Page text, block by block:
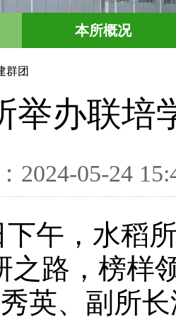
本所概况
群团
举办联培
2024-05-24
午，水稻所
之路，榜样
英、副所